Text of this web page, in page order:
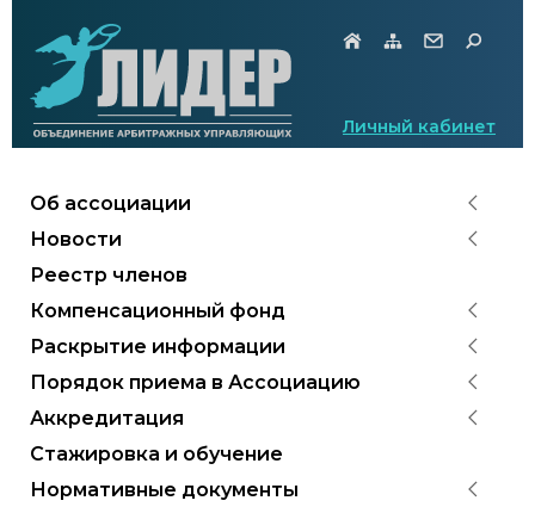
Личный кабинет
Об ассоциации
Новости
Реестр членов
Компенсационный фонд
Раскрытие информации
Порядок приема в Ассоциацию
Аккредитация
Стажировка и обучение
Нормативные документы